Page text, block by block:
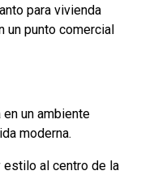
para vivienda
un punto comercial
un ambiente
moderna.
estilo al centro de la